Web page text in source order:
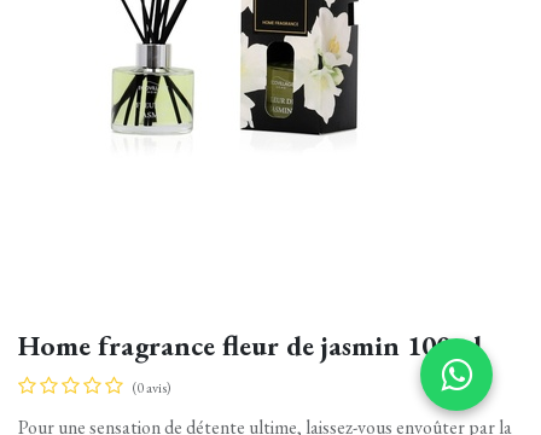
Home fragrance fleur de jasmin 100ml
(0 avis)
Pour une sensation de détente ultime, laissez-vous envoûter par la